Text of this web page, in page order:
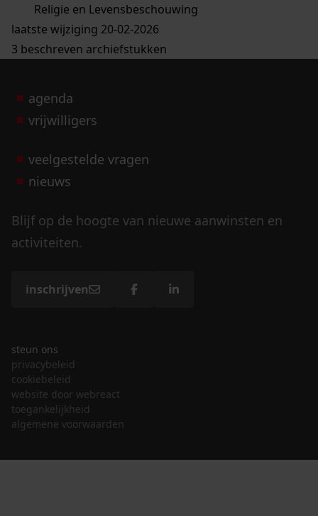
Religie en Levensbeschouwing
laatste wijziging 20-02-2026
3 beschreven archiefstukken
agenda
vrijwilligers
veelgestelde vragen
nieuws
Blijf op de hoogte van nieuwe aanwinsten en
activiteiten.
inschrijven
steun ons
privacybeleid
cookiebeleid
website door webreact
toegankelijkheid
algemene voorwaarden